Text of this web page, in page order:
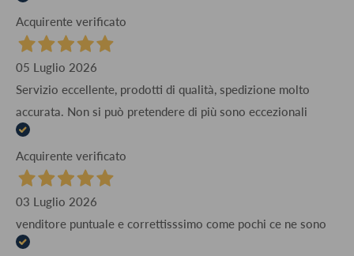
Acquirente verificato
05 Luglio 2026
Servizio eccellente, prodotti di qualità, spedizione molto
accurata. Non si può pretendere di più sono eccezionali
Acquirente verificato
03 Luglio 2026
venditore puntuale e correttisssimo come pochi ce ne sono